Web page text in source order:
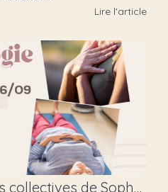
Lire l'article
Reprise des séances collectives de Sophrologie